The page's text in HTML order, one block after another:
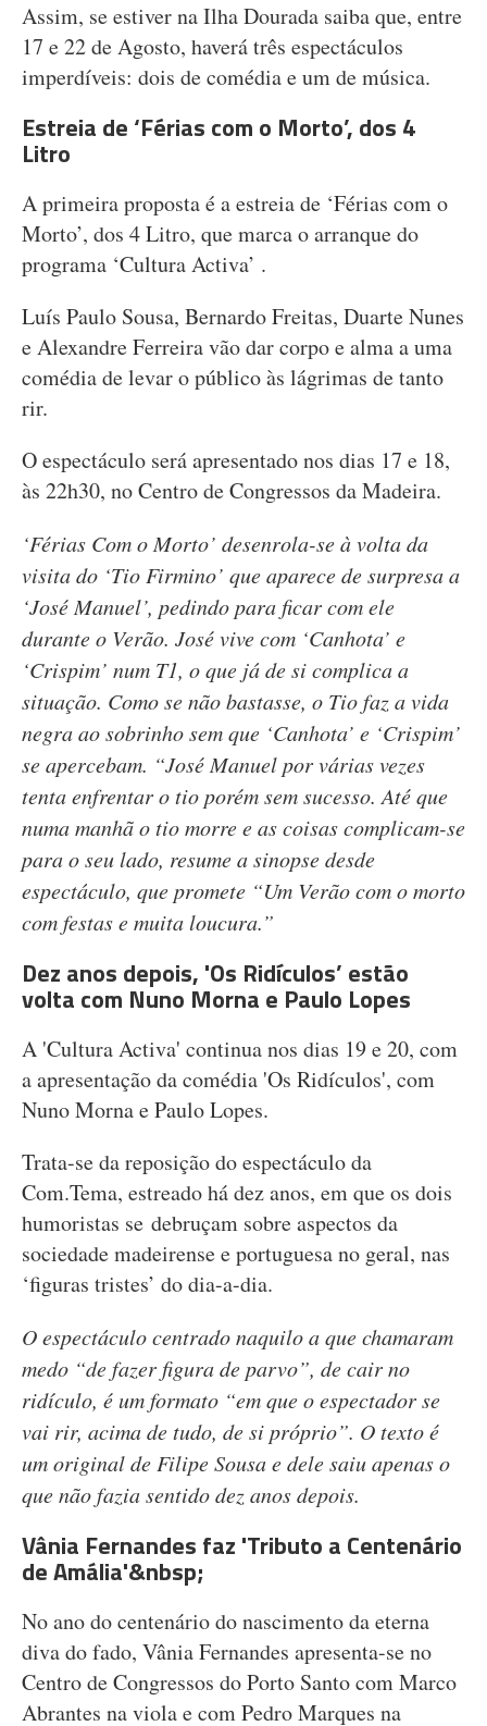
Assim, se estiver na Ilha Dourada saiba que, entre
17 e 22 de Agosto, haverá três espectáculos
imperdíveis: dois de comédia e um de música.
Estreia de ‘Férias com o Morto’, dos 4
Litro
A primeira proposta é a estreia de ‘Férias com o
Morto’, dos 4 Litro, que marca o arranque do
programa ‘Cultura Activa’ .
Luís Paulo Sousa, Bernardo Freitas, Duarte Nunes
e Alexandre Ferreira vão dar corpo e alma a uma
comédia de levar o público às lágrimas de tanto
rir.
O espectáculo será apresentado nos dias 17 e 18,
às 22h30, no Centro de Congressos da Madeira.
‘Férias Com o Morto’ desenrola-se à volta da
visita do ‘Tio Firmino’ que aparece de surpresa a
‘José Manuel’, pedindo para ficar com ele
durante o Verão. José vive com ‘Canhota’ e
‘Crispim’ num T1, o que já de si complica a
situação. Como se não bastasse, o Tio faz a vida
negra ao sobrinho sem que ‘Canhota’ e ‘Crispim’
se apercebam. “José Manuel por várias vezes
tenta enfrentar o tio porém sem sucesso. Até que
numa manhã o tio morre e as coisas complicam-se
para o seu lado, resume a sinopse desde
espectáculo, que promete “Um Verão com o morto
com festas e muita loucura.”
Dez anos depois, 'Os Ridículos’ estão
volta com Nuno Morna e Paulo Lopes
A 'Cultura Activa' continua nos dias 19 e 20, com
a apresentação da comédia 'Os Ridículos', com
Nuno Morna e Paulo Lopes.
Trata-se da reposição do espectáculo da
Com.Tema, estreado há dez anos, em que os dois
humoristas se debruçam sobre aspectos da
sociedade madeirense e portuguesa no geral, nas
‘figuras tristes’ do dia-a-dia.
O espectáculo centrado naquilo a que chamaram
medo “de fazer figura de parvo”, de cair no
ridículo, é um formato “em que o espectador se
vai rir, acima de tudo, de si próprio”. O texto é
um original de Filipe Sousa e dele saiu apenas o
que não fazia sentido dez anos depois.
Vânia Fernandes faz 'Tributo a Centenário
de Amália'&nbsp;
No ano do centenário do nascimento da eterna
diva do fado, Vânia Fernandes apresenta-se no
Centro de Congressos do Porto Santo com Marco
Abrantes na viola e com Pedro Marques na